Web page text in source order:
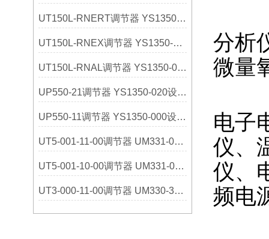
UT150L-RNERT调节器 YS1350-031设定器 日本横河
UT150L-RNEX调节器 YS1350-030设定器 日本横河
UT150L-RNAL调节器 YS1350-021设定器 日本横河
UP550-21调节器 YS1350-020设定器 日本横河
UP550-11调节器 YS1350-000设定器 日本横河
UT5-001-11-00调节器 UM331-01指示器 日本横河
UT5-001-10-00调节器 UM331-00指示器 日本横河
UT3-000-11-00调节器 UM330-32指示器 日本横河
分析
微量
电子
仪、
仪、
频电